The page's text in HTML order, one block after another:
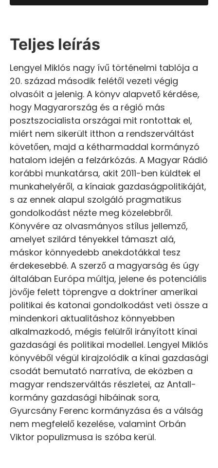
Teljes leírás
Lengyel Miklós nagy ívű történelmi tablója a
20. század második felétől vezeti végig
olvasóit a jelenig. A könyv alapvető kérdése,
hogy Magyarország és a régió más
posztszocialista országai mit rontottak el,
miért nem sikerült itthon a rendszerváltást
követően, majd a kétharmaddal kormányzó
hatalom idején a felzárkózás. A Magyar Rádió
korábbi munkatársa, akit 2011-ben küldtek el
munkahelyéről, a kínaiak gazdaságpolitikáját,
s az ennek alapul szolgáló pragmatikus
gondolkodást nézte meg közelebbről.
Könyvére az olvasmányos stílus jellemző,
amelyet szilárd tényekkel támaszt alá,
máskor könnyedebb anekdotákkal tesz
érdekesebbé. A szerző a magyarság és úgy
általában Európa múltja, jelene és potenciális
jövője felett töprengve a doktríner amerikai
politikai és katonai gondolkodást veti össze a
mindenkori aktualitáshoz könnyebben
alkalmazkodó, mégis felülről irányított kínai
gazdasági és politikai modellel. Lengyel Miklós
könyvéből végül kirajzolódik a kínai gazdasági
csodát bemutató narratíva, de eközben a
magyar rendszerváltás részletei, az Antall-
kormány gazdasági hibáinak sora,
Gyurcsány Ferenc kormányzása és a válság
nem megfelelő kezelése, valamint Orbán
Viktor populizmusa is szóba kerül.